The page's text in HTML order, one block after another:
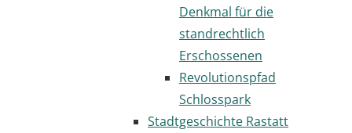
Denkmal für die
standrechtlich
Erschossenen
Revolutionspfad
Schlosspark
Stadtgeschichte Rastatt